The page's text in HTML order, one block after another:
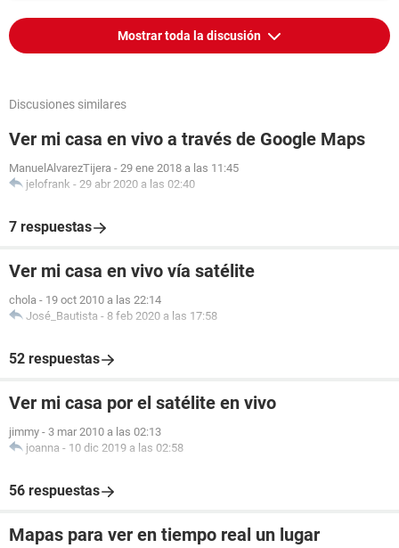
Mostrar toda la discusión
Discusiones similares
Ver mi casa en vivo a través de Google Maps
ManuelAlvarezTijera - 29 ene 2018 a las 11:45
jelofrank - 29 abr 2020 a las 02:40
7 respuestas
Ver mi casa en vivo vía satélite
chola - 19 oct 2010 a las 22:14
José_Bautista - 8 feb 2020 a las 17:58
52 respuestas
Ver mi casa por el satélite en vivo
jimmy - 3 mar 2010 a las 02:13
joanna - 10 dic 2019 a las 02:58
56 respuestas
Mapas para ver en tiempo real un lugar